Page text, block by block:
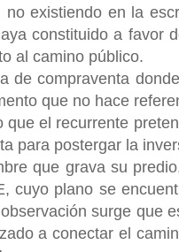
existiendo en la
constituido a favor
al camino público.
de compraventa
que no hace
que el recurrente
para postergar la
que grava su
cuyo plano se
surge que
a conectar el